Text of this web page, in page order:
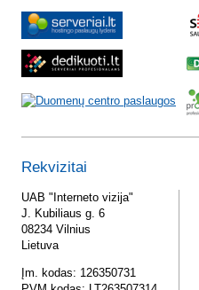
Rekvizitai
UAB "Interneto vizija"
J. Kubiliaus g. 6
08234 Vilnius
Lietuva
Įm. kodas: 126350731